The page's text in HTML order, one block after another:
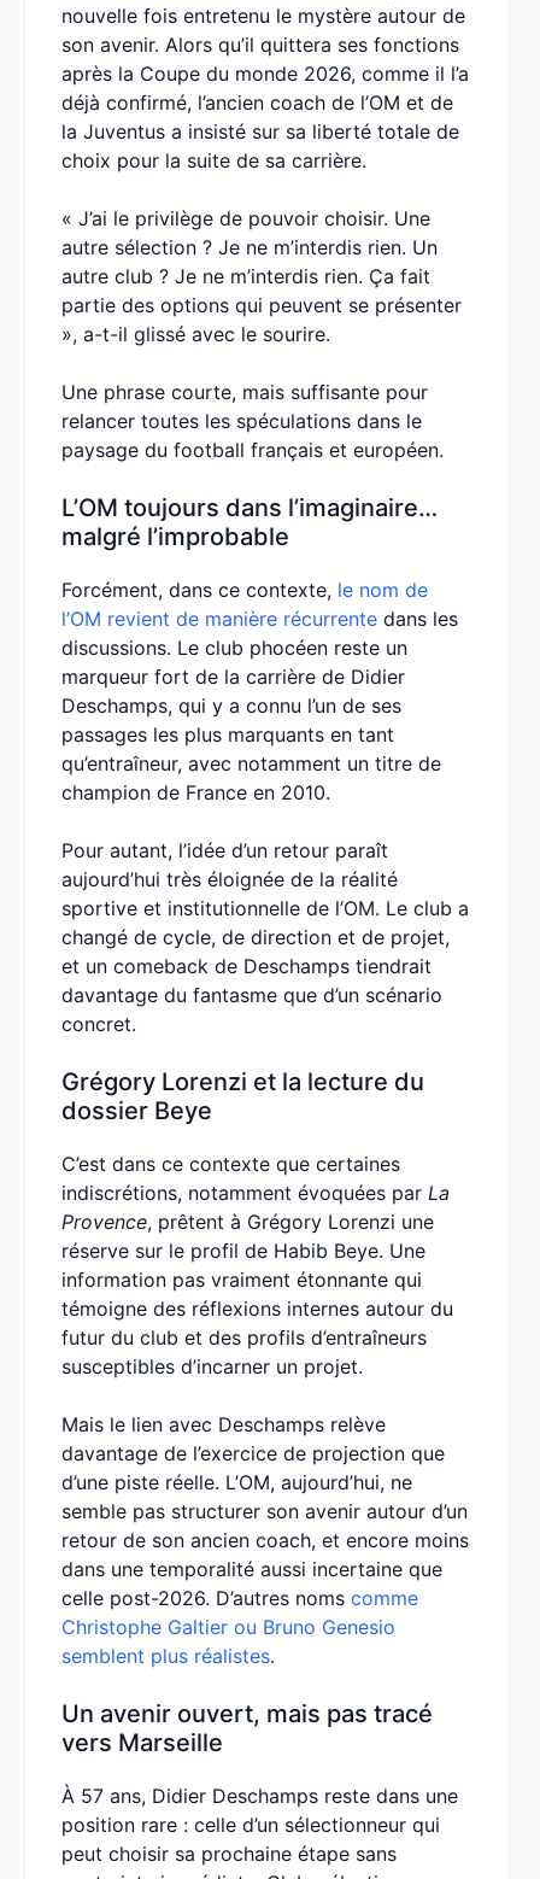
nouvelle fois entretenu le mystère autour de
son avenir. Alors qu’il quittera ses fonctions
après la Coupe du monde 2026, comme il l’a
déjà confirmé, l’ancien coach de l’OM et de
la Juventus a insisté sur sa liberté totale de
choix pour la suite de sa carrière.
« J’ai le privilège de pouvoir choisir. Une
autre sélection ? Je ne m’interdis rien. Un
autre club ? Je ne m’interdis rien. Ça fait
partie des options qui peuvent se présenter
», a-t-il glissé avec le sourire.
Une phrase courte, mais suffisante pour
relancer toutes les spéculations dans le
paysage du football français et européen.
L’OM toujours dans l’imaginaire…
malgré l’improbable
Forcément, dans ce contexte, le nom de
l’OM revient de manière récurrente dans les
discussions. Le club phocéen reste un
marqueur fort de la carrière de Didier
Deschamps, qui y a connu l’un de ses
passages les plus marquants en tant
qu’entraîneur, avec notamment un titre de
champion de France en 2010.
Pour autant, l’idée d’un retour paraît
aujourd’hui très éloignée de la réalité
sportive et institutionnelle de l’OM. Le club a
changé de cycle, de direction et de projet,
et un comeback de Deschamps tiendrait
davantage du fantasme que d’un scénario
concret.
Grégory Lorenzi et la lecture du
dossier Beye
C’est dans ce contexte que certaines
indiscrétions, notamment évoquées par La
Provence, prêtent à Grégory Lorenzi une
réserve sur le profil de Habib Beye. Une
information pas vraiment étonnante qui
témoigne des réflexions internes autour du
futur du club et des profils d’entraîneurs
susceptibles d’incarner un projet.
Mais le lien avec Deschamps relève
davantage de l’exercice de projection que
d’une piste réelle. L’OM, aujourd’hui, ne
semble pas structurer son avenir autour d’un
retour de son ancien coach, et encore moins
dans une temporalité aussi incertaine que
celle post-2026. D’autres noms comme
Christophe Galtier ou Bruno Genesio
semblent plus réalistes.
Un avenir ouvert, mais pas tracé
vers Marseille
À 57 ans, Didier Deschamps reste dans une
position rare : celle d’un sélectionneur qui
peut choisir sa prochaine étape sans